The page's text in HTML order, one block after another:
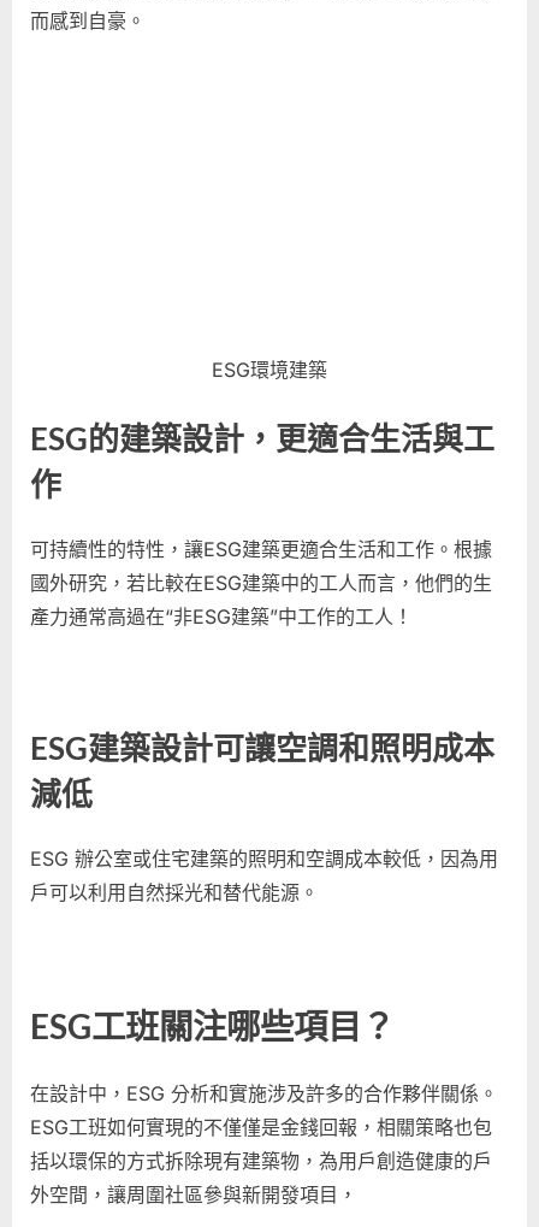
而感到自豪。
ESG環境建築
ESG的建築設計，更適合生活與工
作
可持續性的特性，讓ESG建築更適合生活和工作。根據
國外研究，若比較在ESG建築中的工人而言，他們的生
產力通常高過在“非ESG建築”中工作的工人！
ESG建築設計可讓空調和照明成本
減低
ESG 辦公室或住宅建築的照明和空調成本較低，因為用
戶可以利用自然採光和替代能源。
ESG工班關注哪些項目？
在設計中，ESG 分析和實施涉及許多的合作夥伴關係。
ESG工班如何實現的不僅僅是金錢回報，相關策略也包
括以環保的方式拆除現有建築物，為用戶創造健康的戶
外空間，讓周圍社區參與新開發項目，